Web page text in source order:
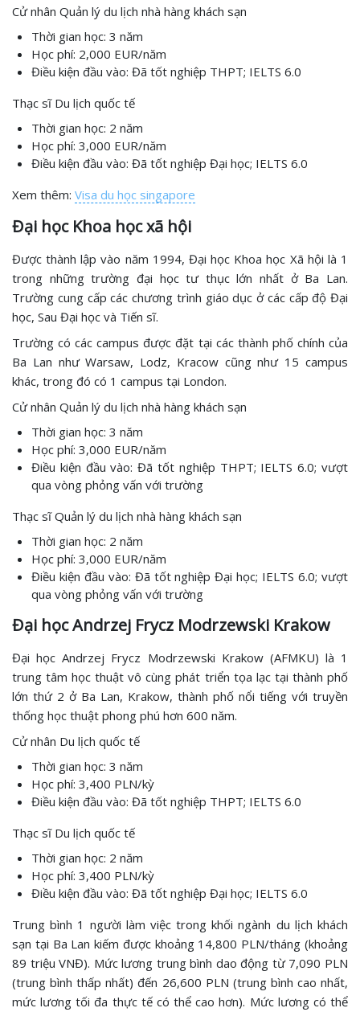
Cử nhân Quản lý du lịch nhà hàng khách sạn
Thời gian học: 3 năm
Học phí: 2,000 EUR/năm
Điều kiện đầu vào: Đã tốt nghiệp THPT; IELTS 6.0
Thạc sĩ Du lịch quốc tế
Thời gian học: 2 năm
Học phí: 3,000 EUR/năm
Điều kiện đầu vào: Đã tốt nghiệp Đại học; IELTS 6.0
Xem thêm: Visa du học singapore
Đại học Khoa học xã hội
Được thành lập vào năm 1994, Đại học Khoa học Xã hội là 1
trong những trường đại học tư thục lớn nhất ở Ba Lan.
Trường cung cấp các chương trình giáo dục ở các cấp độ Đại
học, Sau Đại học và Tiến sĩ.
Trường có các campus được đặt tại các thành phố chính của
Ba Lan như Warsaw, Lodz, Kracow cũng như 15 campus
khác, trong đó có 1 campus tại London.
Cử nhân Quản lý du lịch nhà hàng khách sạn
Thời gian học: 3 năm
Học phí: 3,000 EUR/năm
Điều kiện đầu vào: Đã tốt nghiệp THPT; IELTS 6.0; vượt
qua vòng phỏng vấn với trường
Thạc sĩ Quản lý du lịch nhà hàng khách sạn
Thời gian học: 2 năm
Học phí: 3,000 EUR/năm
Điều kiện đầu vào: Đã tốt nghiệp Đại học; IELTS 6.0; vượt
qua vòng phỏng vấn với trường
Đại học Andrzej Frycz Modrzewski Krakow
Đại học Andrzej Frycz Modrzewski Krakow (AFMKU) là 1
trung tâm học thuật vô cùng phát triển tọa lạc tại thành phố
lớn thứ 2 ở Ba Lan, Krakow, thành phố nổi tiếng với truyền
thống học thuật phong phú hơn 600 năm.
Cử nhân Du lịch quốc tế
Thời gian học: 3 năm
Học phí: 3,400 PLN/kỳ
Điều kiện đầu vào: Đã tốt nghiệp THPT; IELTS 6.0
Thạc sĩ Du lịch quốc tế
Thời gian học: 2 năm
Học phí: 3,400 PLN/kỳ
Điều kiện đầu vào: Đã tốt nghiệp Đại học; IELTS 6.0
Trung bình 1 người làm việc trong khối ngành du lịch khách
sạn tại Ba Lan kiếm được khoảng 14,800 PLN/tháng (khoảng
89 triệu VNĐ). Mức lương trung bình dao động từ 7,090 PLN
(trung bình thấp nhất) đến 26,600 PLN (trung bình cao nhất,
mức lương tối đa thực tế có thể cao hơn). Mức lương có thể